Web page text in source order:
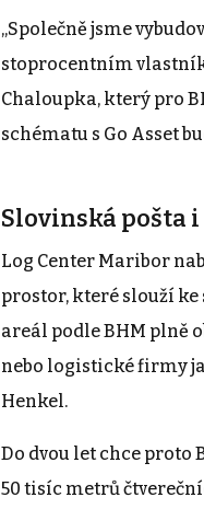
„Společně jsme
stoprocentním
Chaloupka, který pro
schématu s Go Asset
Slovinská pošta
Log Center Maribor
prostor, které slouží
areál podle BHM plně
nebo logistické firmy
Henkel.
Do dvou let chce
50 tisíc metrů